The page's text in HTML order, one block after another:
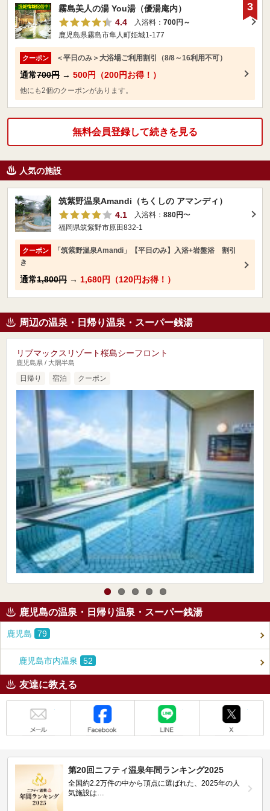
霧島美人の湯 You湯（優湯庵内）
4.4
入浴料： 700円～
鹿児島県霧島市隼人町姫城1-177
クーポン ＜平日のみ＞大浴場ご利用割引（8/8～16利用不可）
通常700円 → 500円（200円お得！）
他にも2個のクーポンがあります。
3
無料会員登録して続きを見る
人気の施設
筑紫野温泉Amandi（ちくしの アマンディ）
4.1
入浴料： 880円〜
福岡県筑紫野市原田832-1
クーポン
「筑紫野温泉Amandi」【平日のみ】入浴+岩盤浴 割引
き
通常1,800円 → 1,680円（120円お得！）
周辺の温泉・日帰り温泉・スーパー銭湯
リブマックスリゾート桜島シーフロント
鹿児島県 / 大隅半島
日帰り 宿泊 クーポン
鹿児島の温泉・日帰り温泉・スーパー銭湯
鹿児島 79
鹿児島市内温泉 52
友達に教える
第20回ニフティ温泉年間ランキング2025
全国約2.2万件の中から頂点に選ばれた、2025年の人
気施設は…